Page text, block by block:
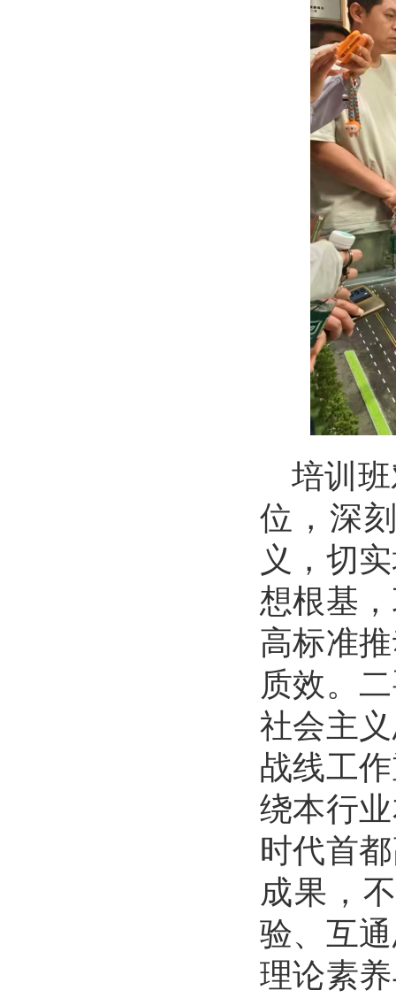
培训
位，深
义，切
想根基
高标准
质效。
社会主
战线工
绕本行
时代首
成果，
验、互
理论素